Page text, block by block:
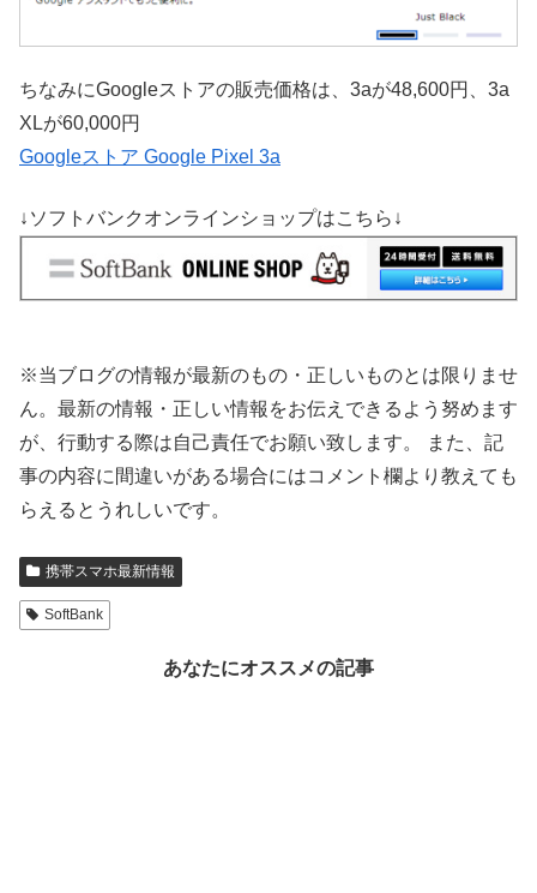
ちなみにGoogleストアの販売価格は、3aが48,600円、3a
XLが60,000円
Googleストア Google Pixel 3a
↓ソフトバンクオンラインショップはこちら↓
※当ブログの情報が最新のもの・正しいものとは限りませ
ん。最新の情報・正しい情報をお伝えできるよう努めます
が、行動する際は自己責任でお願い致します。 また、記
事の内容に間違いがある場合にはコメント欄より教えても
らえるとうれしいです。
携帯スマホ最新情報
SoftBank
あなたにオススメの記事